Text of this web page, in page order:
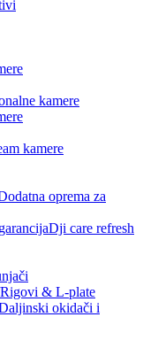
kamere
kamere
oprema za
Dji care refresh
& L-plate
okidači i